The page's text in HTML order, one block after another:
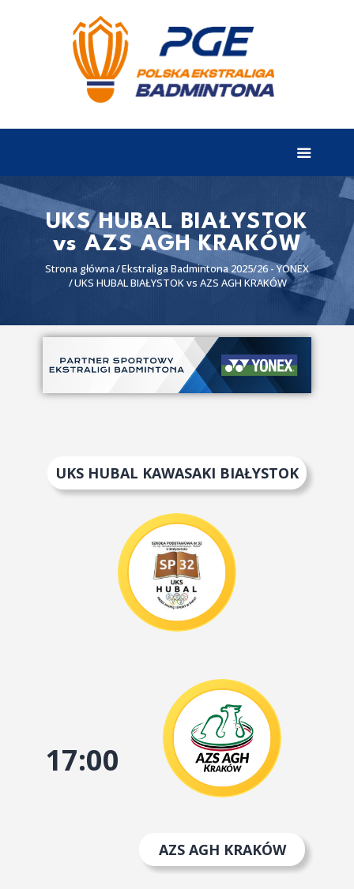
UKS HUBAL BIAŁYSTOK
vs AZS AGH KRAKÓW
Strona główna Ekstraliga Badmintona 2025/26 - YONEX
UKS HUBAL BIAŁYSTOK vs AZS AGH KRAKÓW
EKSTRALIGA
Aktualności
Tabela
Wyniki
Terminarz
Partnerzy
II liga
UKS HUBAL KAWASAKI BIAŁYSTOK
17:00
AZS AGH KRAKÓW